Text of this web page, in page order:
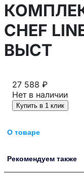
CHEF
ВЫСТ
27 588 ₽
Нет в наличии
Купить в 1 клик
О товаре
Рекомендуем также